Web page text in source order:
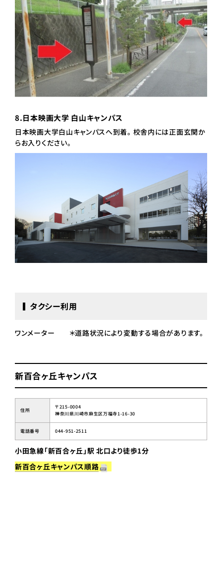
8.日本映画大学 白山キャンパス
日本映画大学白山キャンパスへ到着。 校舎内には正面玄関か
らお入りください。
タクシー利用
ワンメーター ＊道路状況により変動する場合があります。
新百合ヶ丘キャンパス
住所
〒215-0004
神奈川県川崎市麻生区万福寺1-16-30
電話番号 044-951-2511
小田急線「新百合ヶ丘」駅 北口より徒歩1分
新百合ヶ丘キャンパス順路